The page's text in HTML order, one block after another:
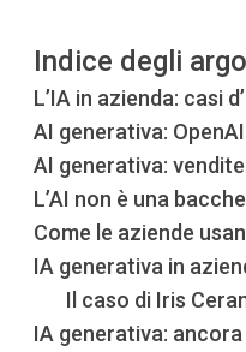
Indice degli
L’IA in azienda: casi
AI generativa:
AI generativa:
L’AI non è una
Come le aziende
IA generativa in
Il caso di Iris
IA generativa: